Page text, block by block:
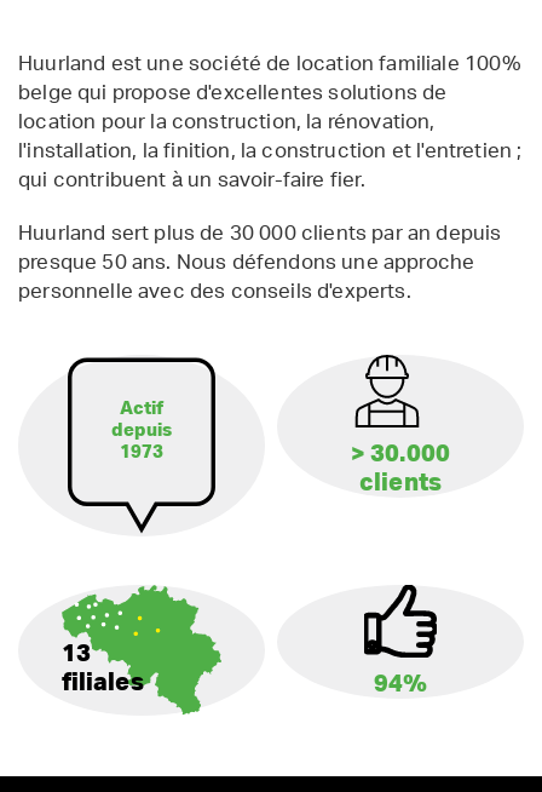
Huurland est une société de location familiale 100%
belge qui propose d'excellentes solutions de
location pour la construction, la rénovation,
l'installation, la finition, la construction et l'entretien ;
qui contribuent à un savoir-faire fier.
Huurland sert plus de 30 000 clients par an depuis
presque 50 ans. Nous défendons une approche
personnelle avec des conseils d'experts.
Actif
depuis
1973
> 30.000
clients
13
filiales
94%